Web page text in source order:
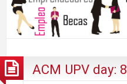
ACM UPV day: